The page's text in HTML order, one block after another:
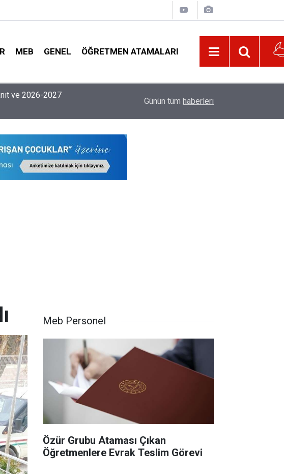
MEB GENEL ÖĞRETMEN ATAMALARI
Tarihleri MEB, 2026-2027 Eğitim Yılı Kayıtlarında Yeni
Günün tüm haberleri
Meb Personel
Özür Grubu Ataması Çıkan
Öğretmenlere Evrak Teslim Görevi